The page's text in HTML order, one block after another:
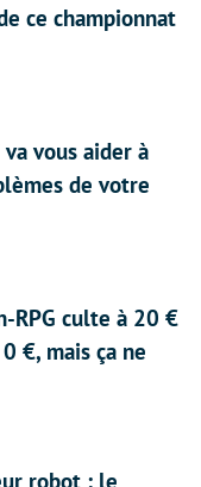
ce championnat
vous aider à
de votre
RPG culte à 20 €
€, mais ça ne
robot : le